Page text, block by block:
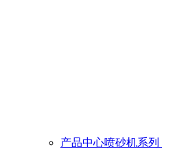
产品中心喷砂机系列